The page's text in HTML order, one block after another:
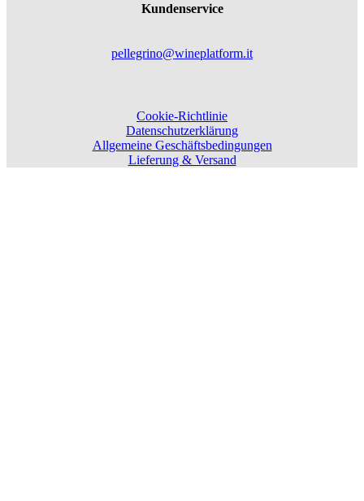
Kundenservice
pellegrino@wineplatform.it
Cookie-Richtlinie
Datenschutzerklärung
Allgemeine Geschäftsbedingungen
Lieferung & Versand